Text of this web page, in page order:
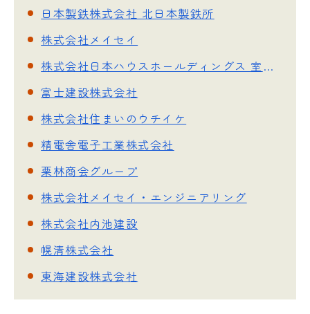
日本製鉄株式会社 北日本製鉄所
株式会社メイセイ
株式会社日本ハウスホールディングス 室蘭営業所
富士建設株式会社
株式会社住まいのウチイケ
精電舎電子工業株式会社
栗林商会グループ
株式会社メイセイ・エンジニアリング
株式会社内池建設
幌清株式会社
東海建設株式会社